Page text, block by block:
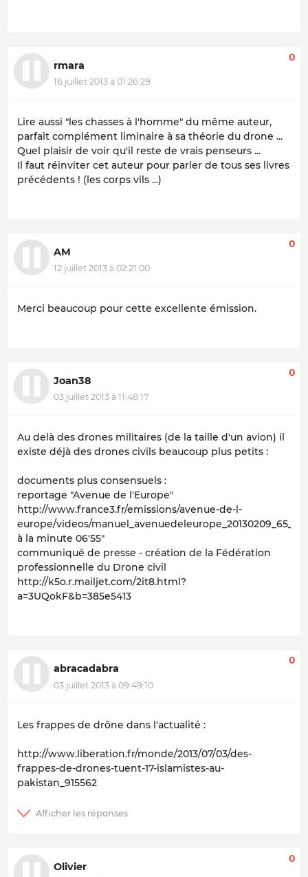
rmara
16 juillet 2013 à 01:26:29
0
Lire aussi "les chasses à l'homme" du même auteur,
parfait complément liminaire à sa théorie du drone ...
Quel plaisir de voir qu'il reste de vrais penseurs ...
Il faut réinviter cet auteur pour parler de tous ses livres
précédents ! (les corps vils ...)
AM
12 juillet 2013 à 02:21:00
0
Merci beaucoup pour cette excellente émission.
Joan38
03 juillet 2013 à 11:48:17
0
Au delà des drones militaires (de la taille d'un avion) il
existe déjà des drones civils beaucoup plus petits :
documents plus consensuels :
reportage "Avenue de l'Europe"
http://www.france3.fr/emissions/avenue-de-l-
europe/videos/
à la minute 06'55"
communiqué de presse - création de la Fédération
professionnelle du Drone civil
http://k5o.r.mailjet.com/2it8.html?
a=3UQokF&b=385e5413
abracadabra
03 juillet 2013 à 09:49:10
0
Les frappes de drône dans l'actualité :
http://www.liberation.fr/monde/2013/07/03/des-
frappes-de-drones-tuent-17-islamistes-au-
pakistan_915562
Olivier
0